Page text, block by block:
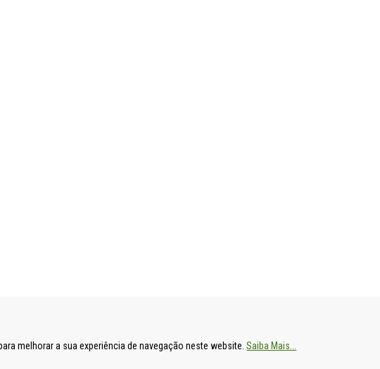
melhorar a sua experiência de navegação neste website.Saiba Mais...
OCIDENTAL
HOSPITAL DE S. FRANCISCO XAVIER